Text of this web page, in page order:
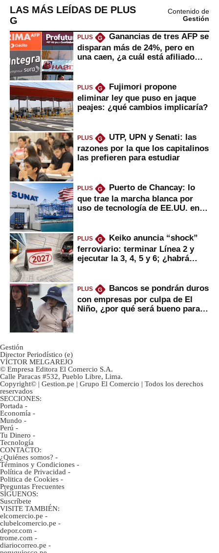
LAS MÁS LEÍDAS DE PLUS
G
Contenido de
Gestión
PLUS G
Ganancias de tres AFP se
disparan más de 24%, pero en
una caen, ¿a cuál está afiliado
PLUS G
Fujimori propone
eliminar ley que puso en jaque
peajes: ¿qué cambios implicaría?
PLUS G
UTP, UPN y Senati: las
razones por la que los capitalinos
las prefieren para estudiar
PLUS G
Puerto de Chancay: lo
que trae la marcha blanca por
uso de tecnología de EE.UU. en
PLUS G
Keiko anuncia “shock”
ferroviario: terminar Línea 2 y
ejecutar la 3, 4, 5 y 6; ¿habrá
PLUS G
Bancos se pondrán duros
con empresas por culpa de El
Niño, ¿por qué será bueno para
Gestión
Director Periodístico (e)
VÍCTOR MELGAREJO
© Empresa Editora El Comercio S.A.
Calle Paracas #532, Pueblo Libre, Lima.
Copyright© | Gestion.pe | Grupo El Comercio | Todos los derechos
reservados
SECCIONES:
Portada -
Economía -
Mundo -
Perú -
Tu Dinero -
Tecnología
CONTACTO:
¿Quiénes somos? -
Términos y Condiciones -
Política de Privacidad -
Politica de Cookies -
Preguntas Frecuentes
SÍGUENOS:
Suscríbete
VISITE TAMBIÉN:
elcomercio.pe -
clubelcomercio.pe -
depor.com -
trome.com -
diariocorreo.pe -